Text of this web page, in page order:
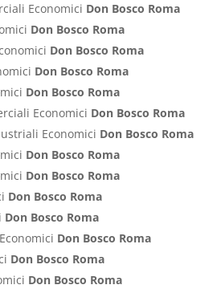
Economici Don Bosco Roma
Don Bosco Roma
Don Bosco Roma
Don Bosco Roma
Don Bosco Roma
Economici Don Bosco Roma
Economici Don Bosco Roma
Don Bosco Roma
Don Bosco Roma
Don Bosco Roma
Don Bosco Roma
Don Bosco Roma
Don Bosco Roma
Don Bosco Roma